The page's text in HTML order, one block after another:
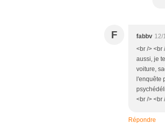
F fabbv 12/
<br /> <br
aussi, je
voiture,
l'enquête
<br /> <br
Répondre